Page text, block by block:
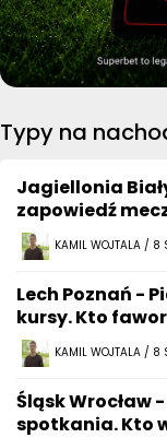
Typy na
Jagiellonia
zapowiedź
KAMIL WOJTALA / 8
Lech Poznań -
kursy. Kto
KAMIL WOJTALA / 8
Śląsk Wrocław
spotkania. Kto